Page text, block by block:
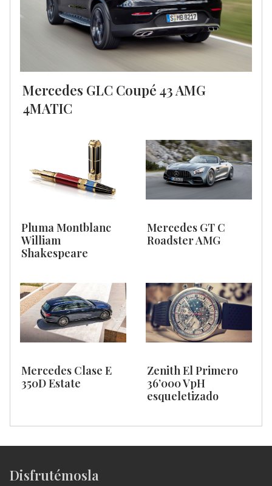
Mercedes GLC Coupé 43 AMG
4MATIC
Pluma Montblanc
William
Shakespeare
Mercedes GT C
Roadster AMG
Mercedes Clase E
350D Estate
Zenith El Primero
36’000 VpH
esqueletizado
Disfrutémosla